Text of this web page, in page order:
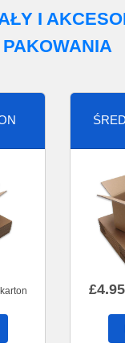
I
PAKOWANIA
£4.95